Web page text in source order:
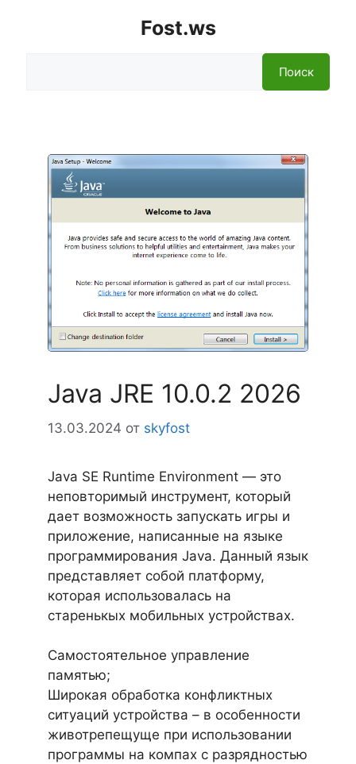
Fost.ws
Поиск
Java JRE 10.0.2 2026
13.03.2024 от skyfost
Java SE Runtime Environment — это
неповторимый инструмент, который
дает возможность запускать игры и
приложение, написанные на языке
программирования Java. Данный язык
представляет собой платформу,
которая использовалась на
старенькых мобильных устройствах.
Самостоятельное управление
памятью;
Широкая обработка конфликтных
ситуаций устройства – в особенности
животрепещуще при использовании
программы на компах с разрядностью